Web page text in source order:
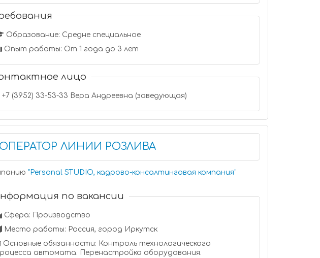
Образование: Средне специальное
Опыт работы: От 1 года до 3 лет
лицо
+7 (3952) 33-53-33 Вера Андреевна (заведующая)
ОПЕРАТОР ЛИНИИ РОЗЛИВА
"Personal STUDIO, кадрово-консалтинговая компания"
по вакансии
Сфера: Производство
Место работы: Россия, город Иркутск
Основные обязанности: Контроль технологического
автомата. Перенастройка оборудования.